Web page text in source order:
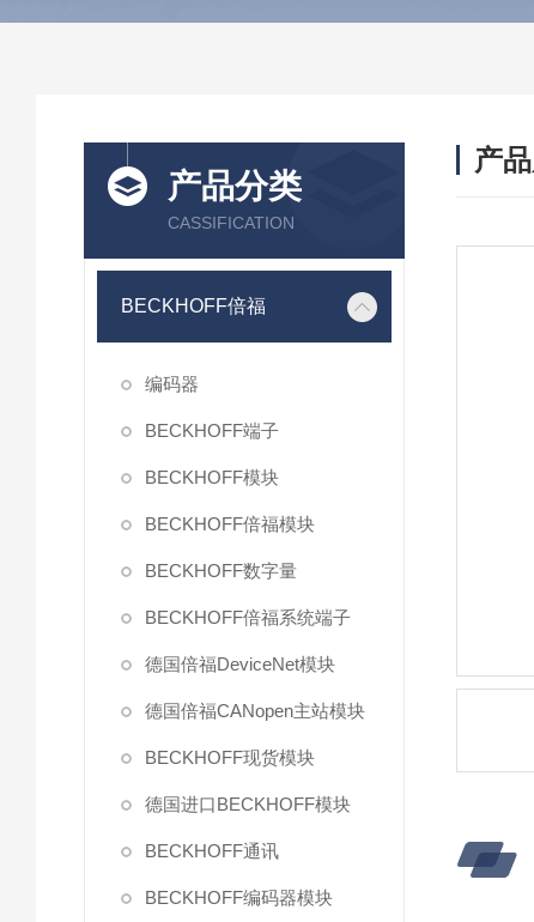
产品分类
CASSIFICATION
BECKHOFF倍福
编码器
BECKHOFF端子
BECKHOFF模块
BECKHOFF倍福模块
BECKHOFF数字量
BECKHOFF倍福系统端子
德国倍福DeviceNet模块
德国倍福CANopen主站模块
BECKHOFF现货模块
德国进口BECKHOFF模块
BECKHOFF通讯
BECKHOFF编码器模块
产